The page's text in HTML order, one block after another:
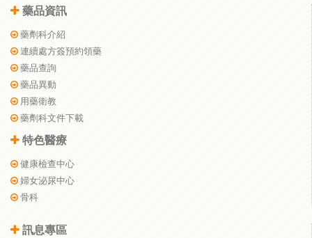
藥品資訊
藥劑科介紹
連續處方簽預約領藥
藥品查詢
藥品異動
用藥衛教
藥劑科文件下載
特色醫療
健康檢查中心
婦女泌尿中心
骨科
訊息專區